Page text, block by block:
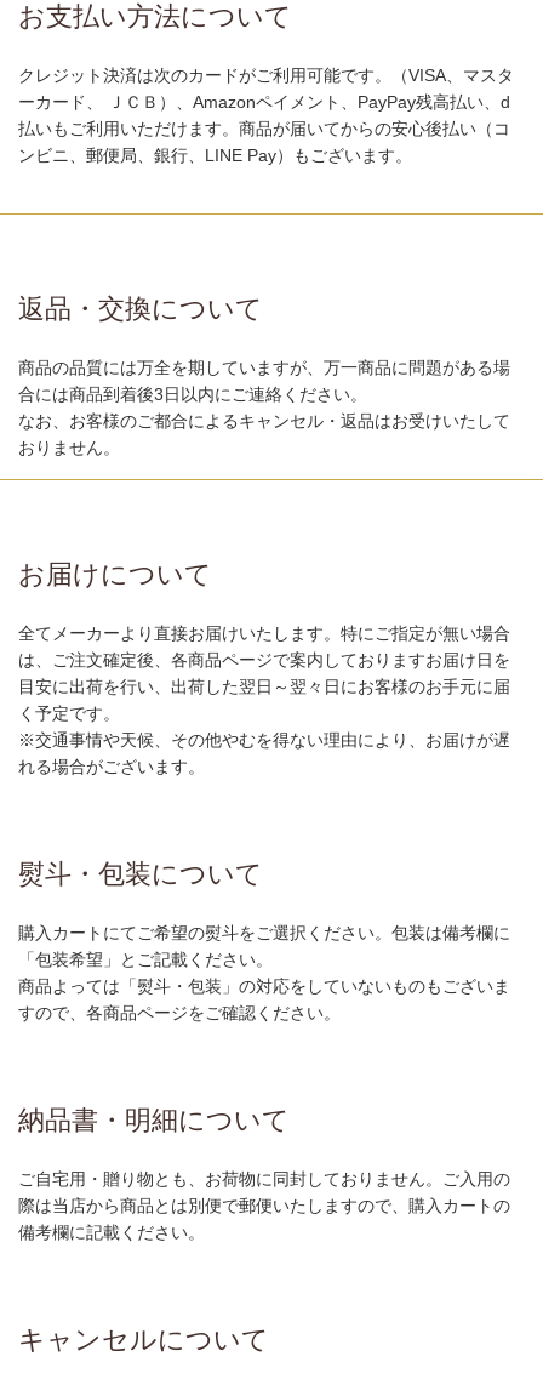
お支払い方法について
クレジット決済は次のカードがご利用可能です。（VISA、マスタ
ーカード、 ＪＣＢ）、Amazonペイメント、PayPay残高払い、d
払いもご利用いただけます。商品が届いてからの安心後払い（コ
ンビニ、郵便局、銀行、LINE Pay）もございます。
返品・交換について
商品の品質には万全を期していますが、万一商品に問題がある場
合には商品到着後3日以内にご連絡ください。
なお、お客様のご都合によるキャンセル・返品はお受けいたして
おりません。
お届けについて
全てメーカーより直接お届けいたします。特にご指定が無い場合
は、ご注文確定後、各商品ページで案内しておりますお届け日を
目安に出荷を行い、出荷した翌日～翌々日にお客様のお手元に届
く予定です。
※交通事情や天候、その他やむを得ない理由により、お届けが遅
れる場合がございます。
熨斗・包装について
購入カートにてご希望の熨斗をご選択ください。包装は備考欄に
「包装希望」とご記載ください。
商品よっては「熨斗・包装」の対応をしていないものもございま
すので、各商品ページをご確認ください。
納品書・明細について
ご自宅用・贈り物とも、お荷物に同封しておりません。ご入用の
際は当店から商品とは別便で郵便いたしますので、購入カートの
備考欄に記載ください。
キャンセルについて